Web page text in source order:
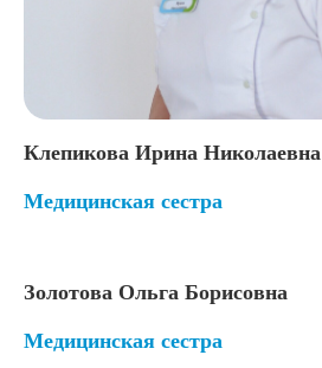
Клепикова Ирина Николаевна
Медицинская сестра
Золотова Ольга Борисовна
Медицинская сестра